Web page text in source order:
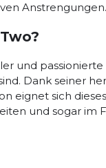
Anstrengungen.
und passionierte
Dank seiner
eignet sich
und sogar im